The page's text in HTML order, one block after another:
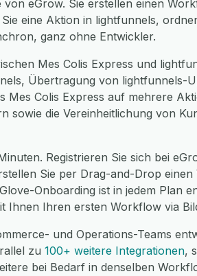
eGrow. Sie erstellen einen
eine Aktion in lightfunnels,
ganz ohne Entwickler.
Mes Colis Express und
Übertragung von lightfunnels-
Mes Colis Express auf mehrere
sowie die Vereinheitlichung von
Registrieren Sie sich bei
Sie per Drag-and-Drop
Onboarding ist in jedem Plan
Ihnen Ihren ersten Workflow via
und Operations-Teams
zu 100+ weitere Integrationen,
bei Bedarf in denselben